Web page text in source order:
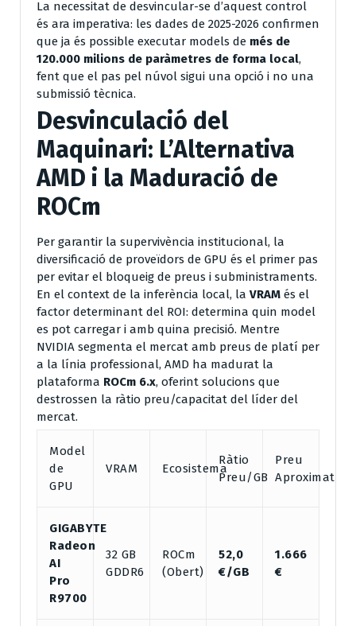
La necessitat de desvincular-se d’aquest control
és ara imperativa: les dades de 2025-2026 confirmen
que ja és possible executar models de més de
120.000 milions de paràmetres de forma local,
fent que el pas pel núvol sigui una opció i no una
submissió tècnica.
Desvinculació del
Maquinari: L’Alternativa
AMD i la Maduració de
ROCm
Per garantir la supervivència institucional, la
diversificació de proveïdors de GPU és el primer pas
per evitar el bloqueig de preus i subministraments.
En el context de la inferència local, la VRAM és el
factor determinant del ROI: determina quin model
es pot carregar i amb quina precisió. Mentre
NVIDIA segmenta el mercat amb preus de platí per
a la línia professional, AMD ha madurat la
plataforma ROCm 6.x, oferint solucions que
destrossen la ràtio preu/capacitat del líder del
mercat.
Model
de
GPU
VRAM Ecosistema
Ràtio
Preu/GB
Preu
Aproximat
GIGABYTE
Radeon
AI
Pro
R9700
32 GB
GDDR6
ROCm
(Obert)
52,0
€/GB
1.666
€